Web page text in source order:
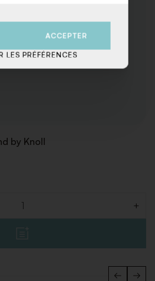
by Knoll
+
ACCEPTER
LES PRÉFÉRENCES